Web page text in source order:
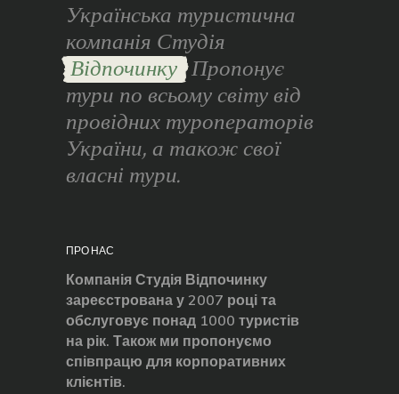
Українська туристична
компанія Студія
Відпочинку Пропонує
тури по всьому світу від
провідних туроператорів
України, а також свої
власні тури.
ПРО НАС
Компанія Студія Відпочинку
зареєстрована у 2007 році та
обслуговує понад 1000 туристів
на рік. Також ми пропонуємо
співпрацю для корпоративних
клієнтів.